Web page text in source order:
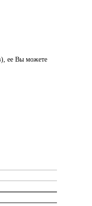
ее Вы можете